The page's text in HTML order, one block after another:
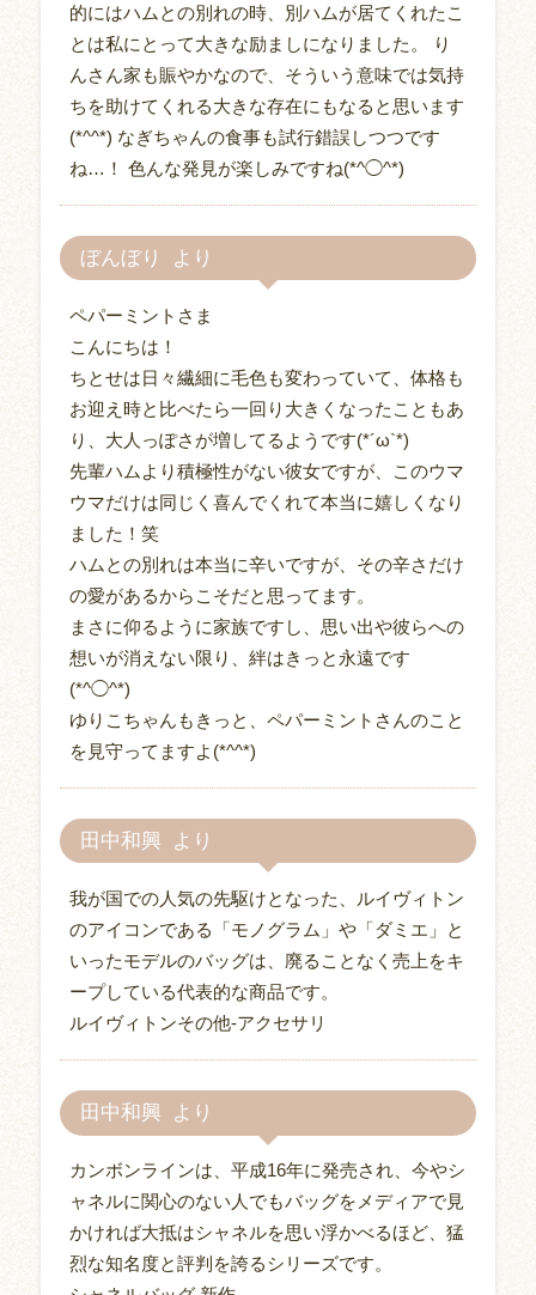
的にはハムとの別れの時、別ハムが居てくれたこ
とは私にとって大きな励ましになりました。 り
んさん家も賑やかなので、そういう意味では気持
ちを助けてくれる大きな存在にもなると思います
(*^^*) なぎちゃんの食事も試行錯誤しつつです
ね…！ 色んな発見が楽しみですね(*^◯^*)
ぼんぼり
ペパーミントさま
こんにちは！
ちとせは日々繊細に毛色も変わっていて、体格も
お迎え時と比べたら一回り大きくなったこともあ
り、大人っぽさが増してるようです(*´ω`*)
先輩ハムより積極性がない彼女ですが、このウマ
ウマだけは同じく喜んでくれて本当に嬉しくなり
ました！笑
ハムとの別れは本当に辛いですが、その辛さだけ
の愛があるからこそだと思ってます。
まさに仰るように家族ですし、思い出や彼らへの
想いが消えない限り、絆はきっと永遠です
(*^◯^*)
ゆりこちゃんもきっと、ペパーミントさんのこと
を見守ってますよ(*^^*)
田中和興
我が国での人気の先駆けとなった、ルイヴィトン
のアイコンである「モノグラム」や「ダミエ」と
いったモデルのバッグは、廃ることなく売上をキ
ープしている代表的な商品です。
ルイヴィトンその他-アクセサリ
田中和興
カンボンラインは、平成16年に発売され、今やシ
ャネルに関心のない人でもバッグをメディアで見
かければ大抵はシャネルを思い浮かべるほど、猛
烈な知名度と評判を誇るシリーズです。